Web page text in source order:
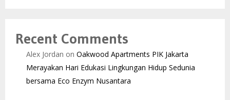
Recent Comments
Alex Jordan on Oakwood Apartments PIK Jakarta
Merayakan Hari Edukasi Lingkungan Hidup Sedunia
bersama Eco Enzym Nusantara